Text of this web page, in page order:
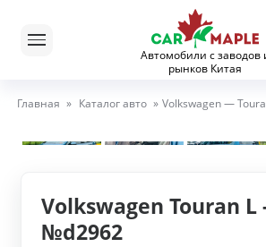
Автомобили с заводов
рынков Китая
Главная » Каталог авто » Volkswagen —
Volkswagen Touran L
№d2962